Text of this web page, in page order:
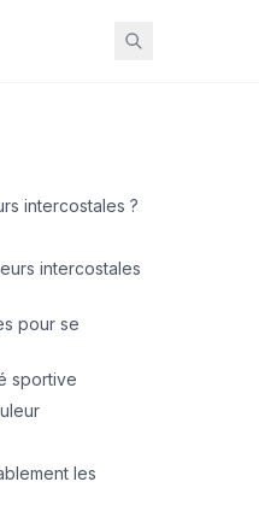
intercostales ?
intercostales
pour se
sportive
les